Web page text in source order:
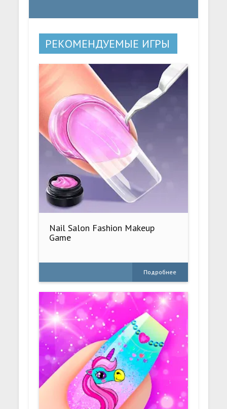
РЕКОМЕНДУЕМЫЕ ИГРЫ
Nail Salon Fashion Makeup
Game
Подробнее